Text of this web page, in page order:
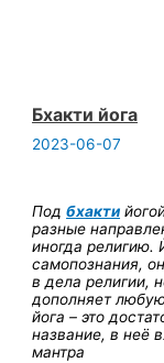
Бхакти йога
2023-06-07
Подбхакти
разные
иногда религию.
самопознания,
в дела религии,
дополняет
йога – это
название, в неё
мантра